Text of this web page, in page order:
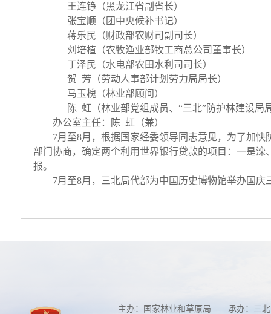
王连铮（黑龙江省副省长）
张宝顺（团中央候补书记）
蒋乐民（财政部农财司副司长）
刘培植（农牧渔业部牧工商总公司董事长）
丁泽民（水电部农田水利司司长）
贺 芳（劳动人事部计划劳力局局长）
马玉槐（林业部顾问）
陈 虹（林业部党组成员、“三北”防护林建设局
办公室主任：陈 虹（兼）
7月至8月，根据国家经委领导同志意见，为了加
部门协商，确定两个利用世界银行贷款的项目：一是
报。
7月至8月，三北局代部为中国历史博物馆举办国
主办：国家林业和草原局 承办：三北